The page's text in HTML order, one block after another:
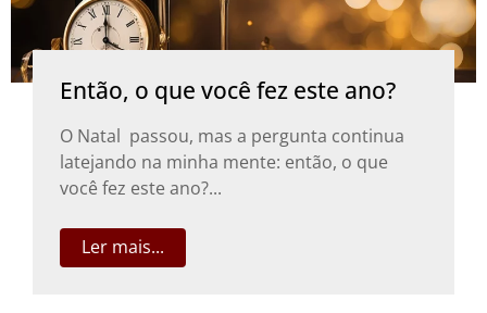
Então, o que você fez este ano?
O Natal passou, mas a pergunta continua
latejando na minha mente: então, o que
você fez este ano?...
Ler mais...